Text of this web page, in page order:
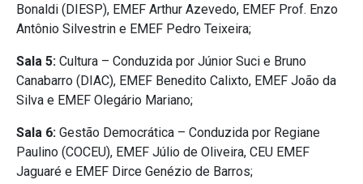
Bonaldi (DIESP), EMEF Arthur Azevedo, EMEF Prof. Enzo
Antônio Silvestrin e EMEF Pedro Teixeira;
Sala 5: Cultura – Conduzida por Júnior Suci e Bruno
Canabarro (DIAC), EMEF Benedito Calixto, EMEF João da
Silva e EMEF Olegário Mariano;
Sala 6: Gestão Democrática – Conduzida por Regiane
Paulino (COCEU), EMEF Júlio de Oliveira, CEU EMEF
Jaguaré e EMEF Dirce Genézio de Barros;